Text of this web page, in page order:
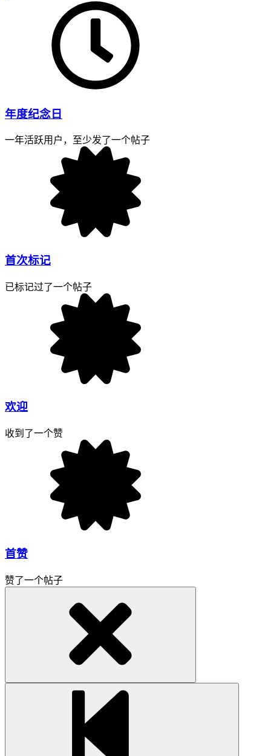
年度纪念日
一年活跃用户，至少发了一个帖子
首次标记
已标记过了一个帖子
欢迎
收到了一个赞
首赞
赞了一个帖子